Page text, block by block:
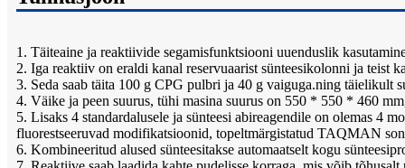
1. Täiteaine ja reaktiivide segamisfunktsiooni uuenduslik
2. Iga reaktiiv on eraldi kanal reservuaarist sünteesikolonni ja teist
3. Seda saab täita 100 g CPG pulbri ja 40 g vaiguga.ning täielikult
4. Väike ja peen suurus, tühi masina suurus on 550 * 550 * 460
5. Lisaks 4 standardalusele ja sünteesi abireagendile on olemas 4
fluorestseeruvad modifikatsioonid, topeltmärgistatud TAQMAN
6. Kombineeritud alused sünteesitakse automaatselt kogu